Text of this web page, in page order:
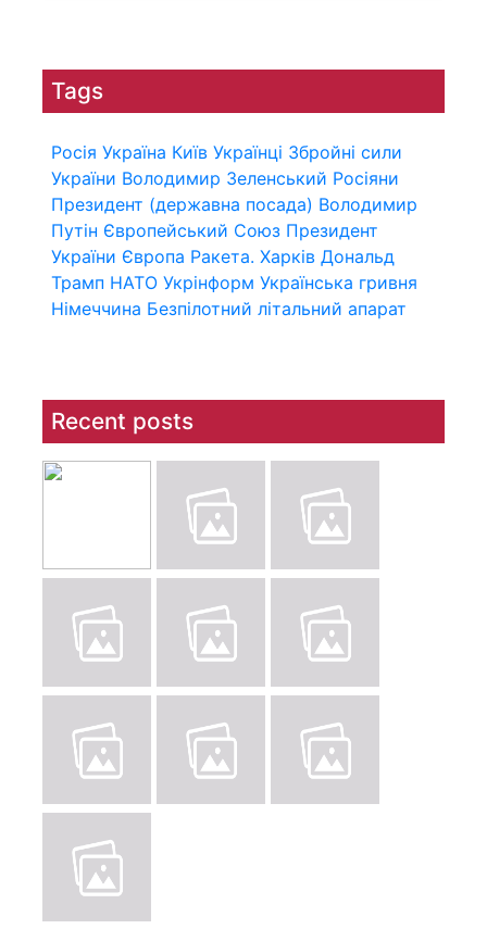
Tags
Росія Україна Київ Українці Збройні сили
України Володимир Зеленський Росіяни
Президент (державна посада) Володимир
Путін Європейський Союз Президент
України Європа Ракета. Харків Дональд
Трамп НАТО Укрінформ Українська гривня
Німеччина Безпілотний літальний апарат
Recent posts